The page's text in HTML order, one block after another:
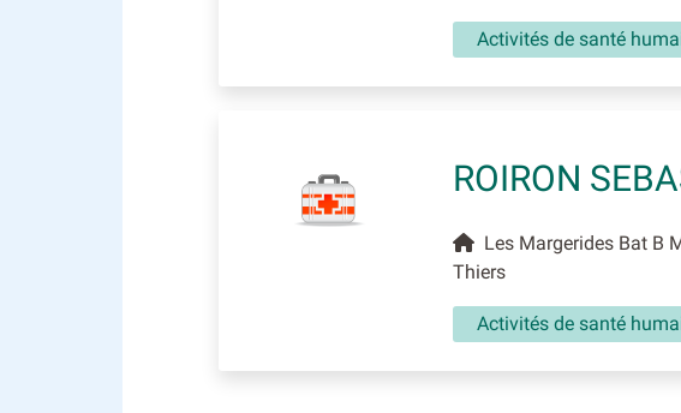
Activités de santé
ROIRON
Les Margerides Bat B
Thiers
Activités de santé